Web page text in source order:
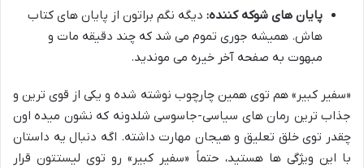
پایان های شوکه کننده: دیگه نگم براتون از پایان های کتاب
هاش. همیشه جوری تموم می شد که چند دقیقه مات و
مبهوت به صفحه آخر خیره می موندید.
«سفیر کبیر» هم توی همین چارچوب نوشته شده و یکی از قوی ترین و
جذاب ترین رمان های سیاسی-جاسوسی شلدونه که نشون میده اون
چقدر توی خلق تعلیق و هیجان مهارت داشته. اگه دنبال یه داستان
با این ویژگی ها هستید، حتماً «سفیر کبیر» رو توی لیستتون قرار